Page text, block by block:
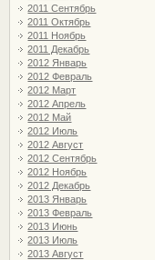
2011 Сентябрь
2011 Октябрь
2011 Ноябрь
2011 Декабрь
2012 Январь
2012 Февраль
2012 Март
2012 Апрель
2012 Май
2012 Июль
2012 Август
2012 Сентябрь
2012 Ноябрь
2012 Декабрь
2013 Январь
2013 Февраль
2013 Июнь
2013 Июль
2013 Август